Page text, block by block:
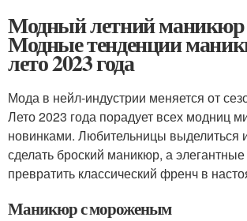
Модный летний маникюр
Модные тенденции
лето 2023 года
Мода в нейл-индустрии меняется от
Лето 2023 года порадует всех модниц
новинками. Любительницы выделиться
сделать броский маникюр, а
превратить классический френч в
Маникюр с мороженым